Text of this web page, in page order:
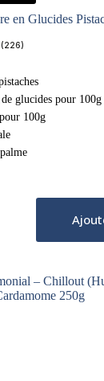
en Glucides
glucides pour 100g
100g